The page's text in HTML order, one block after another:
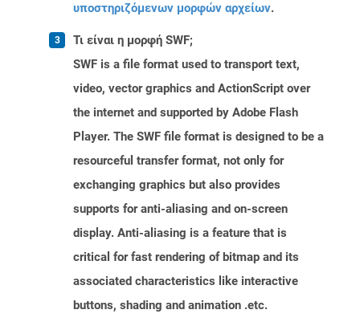
υποστηριζόμενων μορφών αρχείων.
Τι είναι η μορφή SWF;
SWF is a file format used to transport text,
video, vector graphics and ActionScript over
the internet and supported by Adobe Flash
Player. The SWF file format is designed to be a
resourceful transfer format, not only for
exchanging graphics but also provides
supports for anti-aliasing and on-screen
display. Anti-aliasing is a feature that is
critical for fast rendering of bitmap and its
associated characteristics like interactive
buttons, shading and animation .etc.